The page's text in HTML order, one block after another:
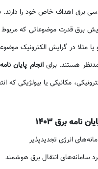
برق اهداف خاص خود را دارند.
برق قدرت موضوعاتی که مربوط
یا مثلا در گرایش الکترونیک
هستند. برایانجام پایان نامه
مکانیکی یا بیولژیکی که
برق 1403